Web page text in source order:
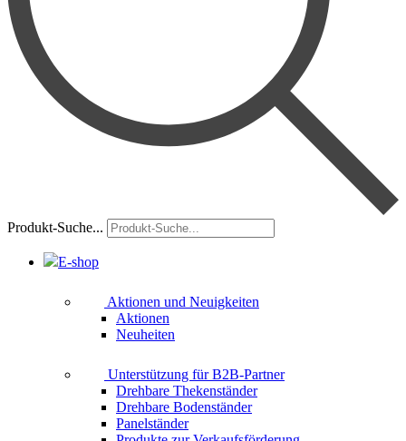
Produkt-Suche...
E-shop
Aktionen und Neuigkeiten
Aktionen
Neuheiten
Unterstützung für B2B-Partner
Drehbare Thekenständer
Drehbare Bodenständer
Panelständer